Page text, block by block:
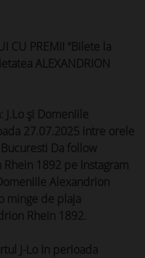
CU PREMII “Bilete la
ALEXANDRION
J.Lo și Domeniile
27.07.2025 intre orele
Da follow
1892 pe Instagram
Alexandrion
minge de plaja
Rhein 1892.
J-Lo In perioada